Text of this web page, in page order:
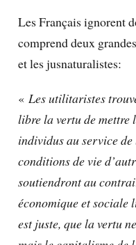
Les Français ignorent
comprend deux
et les jusnaturalistes:
«Les utilitaristes
libre la vertu de mettre
individus au service
conditions de vie
soutiendront au
économique et sociale
est juste, que la vertu